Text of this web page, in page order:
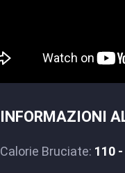
INFORMAZIONI
Calorie Bruciate: 110